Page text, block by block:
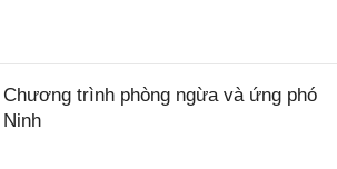
trình phòng ngừa và ứng phó